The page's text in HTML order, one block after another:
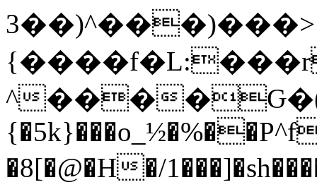
3��)^���)���>
^����Ԍ�(
�8[�@�H�/